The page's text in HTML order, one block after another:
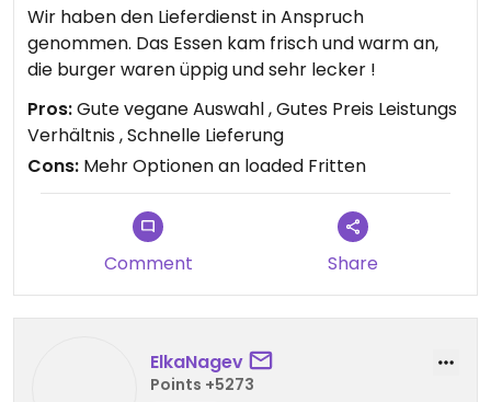
Wir haben den Lieferdienst in Anspruch
genommen. Das Essen kam frisch und warm an,
die burger waren üppig und sehr lecker !
Pros:Gute vegane Auswahl , Gutes Preis Leistungs
Verhältnis , Schnelle Lieferung
Cons: Mehr Optionen an loaded Fritten
Comment Share
ElkaNagev
Points +5273